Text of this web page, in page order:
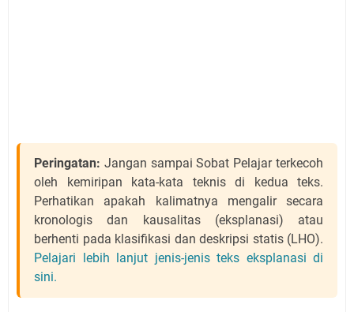
Peringatan: Jangan sampai Sobat Pelajar terkecoh
oleh kemiripan kata-kata teknis di kedua teks.
Perhatikan apakah kalimatnya mengalir secara
kronologis dan kausalitas (eksplanasi) atau
berhenti pada klasifikasi dan deskripsi statis (LHO).
Pelajari lebih lanjut jenis-jenis teks eksplanasi di
sini.